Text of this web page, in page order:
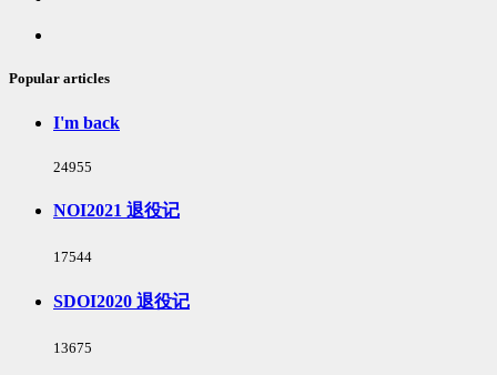
Popular articles
I'm back
浏
次
24955
NOI2021 退役记
浏
次
数:
17544
SDOI2020 退役记
浏
13675